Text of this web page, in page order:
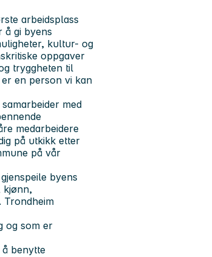
arbeidsplass
å gi byens
kultur- og
oppgaver
tryggheten til
en person vi kan
med
medarbeidere
på utkikk etter
på vår
byens
kjønn,
Trondheim
og som er
benytte